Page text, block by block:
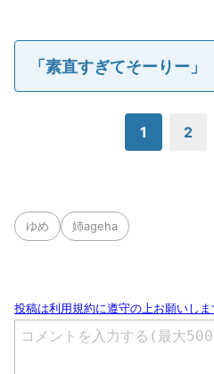
「素直すぎてそーりー」
1 2
ゆめ 姉ageha